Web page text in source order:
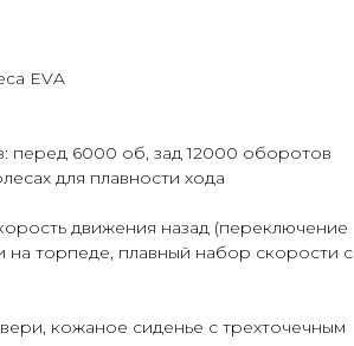
EVA
перед 6000 об, зад 12000 оборотов
для плавности хода
движения назад (переключение
на торпеде, плавный набор скорости с
кожаное сиденье с трехточечным